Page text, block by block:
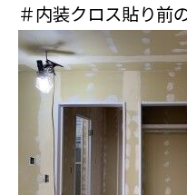
＃内装クロス貼り前